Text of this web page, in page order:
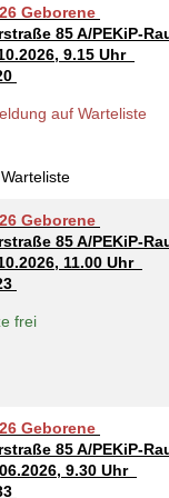
Schneiderberg
Sylter Weg
Tresckowstraße
Voltmerstraße
Sprechstunde
Mühenkamp /
Pfarrlandplatz
Sprachheilkindergarten
Schneiderberg
Sylter Weg
Geborene
85 A/PEKiP-
9.15 Uhr
auf Warteliste
Geborene
85 A/PEKiP-
11.00 Uhr
frei
Geborene
85 A/PEKiP-
9.30 Uhr